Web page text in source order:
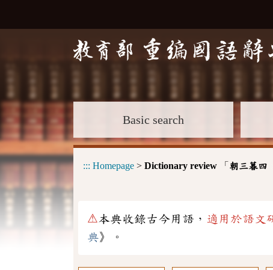
Basic search
::: Homepage > Dictionary review 「 朝三暮四
⚠本典收錄古今用語， 適用於語文
典》。